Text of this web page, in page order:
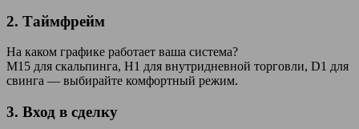
2. Таймфрейм
На каком графике работает ваша система?
M15 для скальпинга, H1 для внутридневной торговли, D1 для
свинга — выбирайте комфортный режим.
3. Вход в сделку